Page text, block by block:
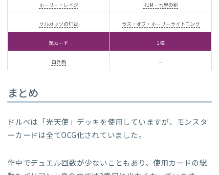
ホーリー・レイジ RUM－七皇の剣
サルガッソの灯台 ラス・オブ・ホーリーライトニング
罠カード 1種
白き盾 －
まとめ
ドルベは「光天使」デッキを使用していますが、モンスタ
ーカードは全てOCG化されていました。
作中でデュエル回数が少ないこともあり、使用カードの総